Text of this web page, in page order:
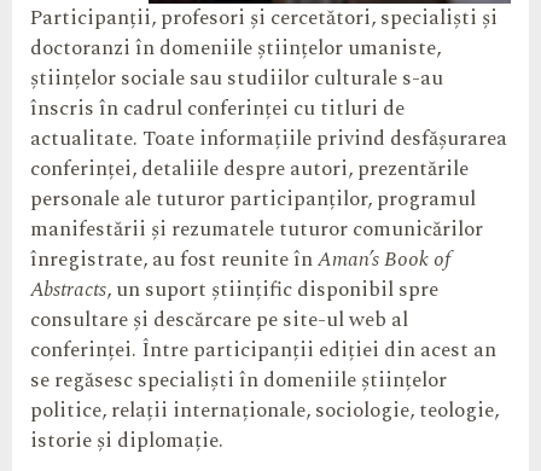
Participanții, profesori și cercetători, specialiști și
doctoranzi în domeniile științelor umaniste,
științelor sociale sau studiilor culturale s-au
înscris în cadrul conferinței cu titluri de
actualitate. Toate informațiile privind desfășurarea
conferinței, detaliile despre autori, prezentările
personale ale tuturor participanților, programul
manifestării și rezumatele tuturor comunicărilor
înregistrate, au fost reunite înAman’s Book of
Abstracts, un suport științific disponibil spre
consultare și descărcare pe site-ul web al
conferinței. Între participanții ediției din acest an
se regăsesc specialiști în domeniile științelor
politice, relații internaționale, sociologie, teologie,
istorie și diplomație.